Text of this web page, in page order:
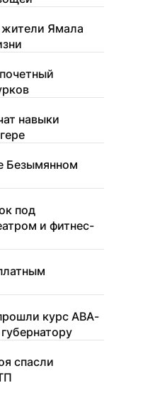
Ямала
навыки
Безымянном
под
и фитнес-
курс АВА-
спасли